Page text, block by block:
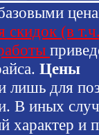
скидок (в
Цены
лишь для
В иных
характер и